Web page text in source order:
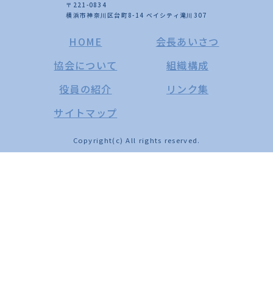
〒221-0834
横浜市神奈川区台町8-14 ベイシティ滝川307
HOME
会長あいさつ
協会について
組織構成
役員の紹介
リンク集
サイトマップ
Copyright(c) All rights reserved.